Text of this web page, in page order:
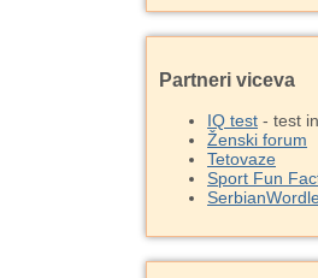
Partneri viceva
IQ test - test
Ženski forum
Tetovaze
Sport Fun